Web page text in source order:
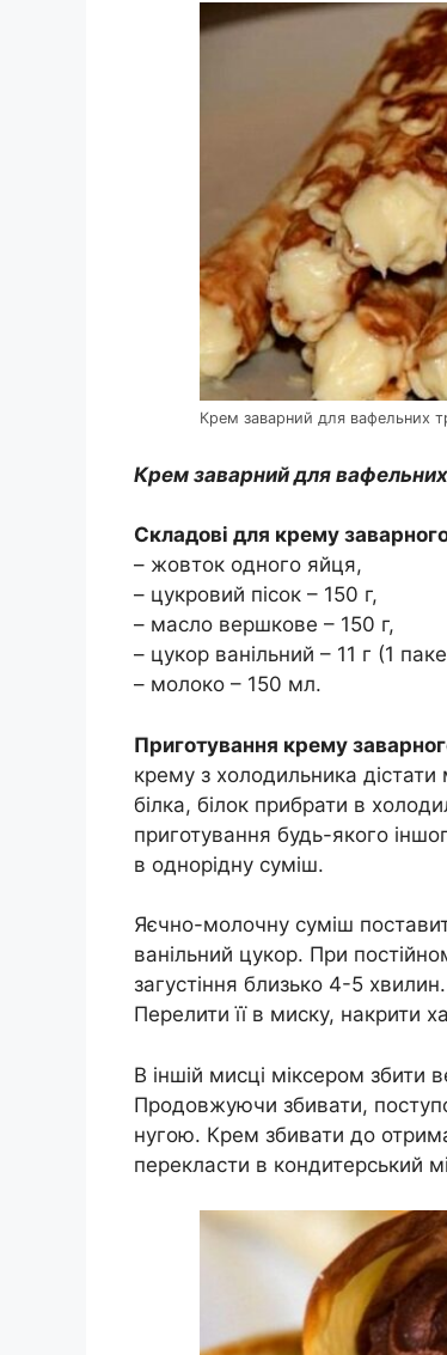
Крем заварний для вафельних
Крем заварний для
Складові для крему
– жовток одного яйця,
– цукровий пісок – 150 г,
– масло вершкове – 150 г,
– цукор ванільний – 11 г (1
– молоко – 150 мл.
Приготування крему
крему з холодильника
білка, білок прибрати в
приготування будь-якого
в однорідну суміш.
Яєчно-молочну суміш
ванільний цукор. При
загустіння близько 4-5
Перелити її в миску, накрити
В іншій мисці міксером
Продовжуючи збивати,
нугою. Крем збивати до
перекласти в кондитерський